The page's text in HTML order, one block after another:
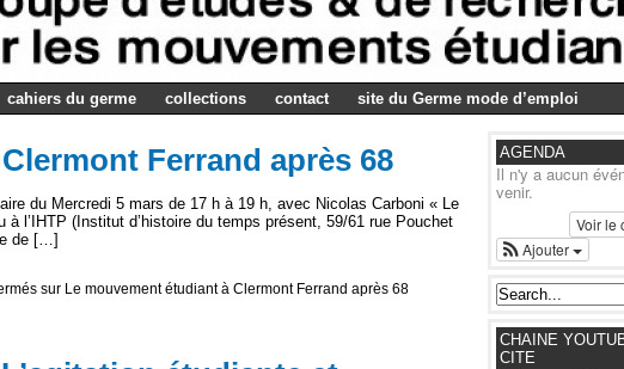
cahiers du germe collections contact site du Germe mode d’emploi
Ferrand après 68
du Mercredi 5 mars de 17 h à 19 h, avec Nicolas Carboni « Le
l’IHTP (Institut d’histoire du temps présent, 59/61 rue Pouchet
de […]
sur Le mouvement étudiant à Clermont Ferrand après 68
AGENDA
Il n'y a aucun
venir.
Voir le
Ajouter
CHAINE
CITE